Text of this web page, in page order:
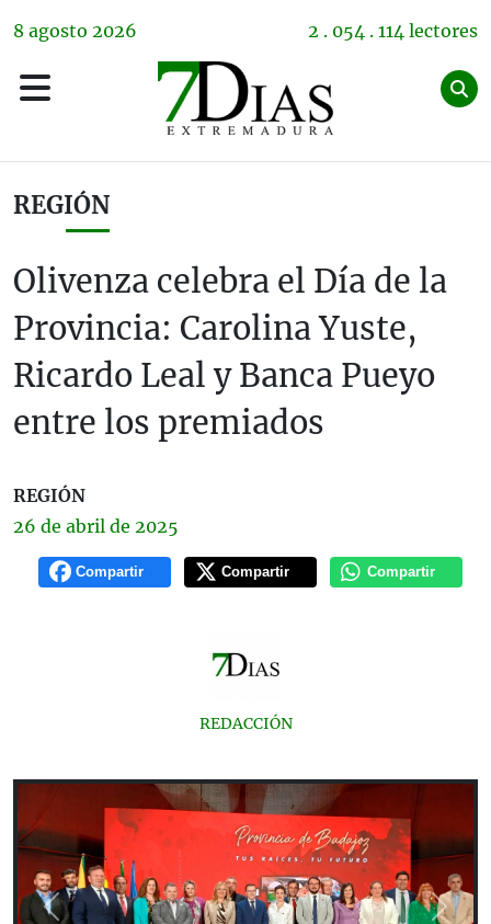
8 agosto 2026 2 . 054 . 114 lectores
REGIÓN
Olivenza celebra el Día de la
Provincia: Carolina Yuste,
Ricardo Leal y Banca Pueyo
entre los premiados
REGIÓN
26 de abril de 2025
Compartir Compartir Compartir
REDACCIÓN
Previous Next